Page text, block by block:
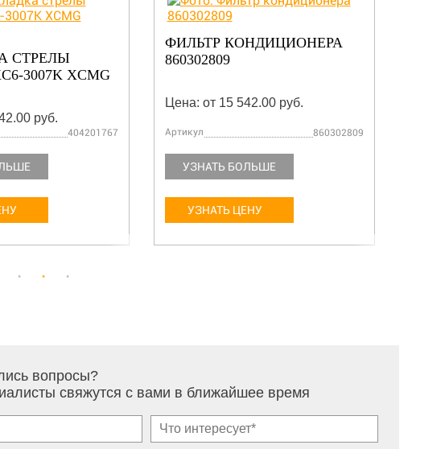
СТРЕЛЫ
3007K XCMG
руб.
404201767
ФИЛЬТР КОНДИЦИОНЕРА
860302809
Цена: от 15 542.00 руб.
Артикул 860302809
УЗНАТЬ БОЛЬШЕ
УЗНАТЬ ЦЕНУ
вопросы?
свяжутся с вами в ближайшее время